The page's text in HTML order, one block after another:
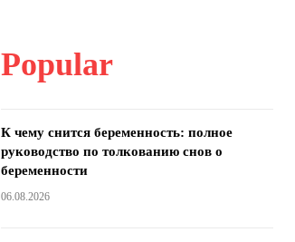
Popular
К чему снится беременность: полное
руководство по толкованию снов о
беременности
06.08.2026